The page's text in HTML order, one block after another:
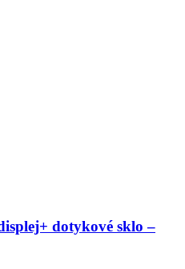
dotykové sklo –